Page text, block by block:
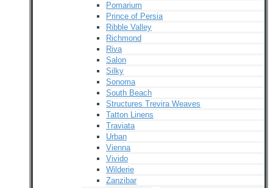
Pomarium
Prince of Persia
Ribble Valley
Richmond
Riva
Salon
Silky
Sonoma
South Beach
Structures Trevira Weaves
Tatton Linens
Traviata
Urban
Vienna
Vivido
Wilderie
Zanzibar